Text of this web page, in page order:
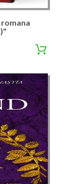
romana